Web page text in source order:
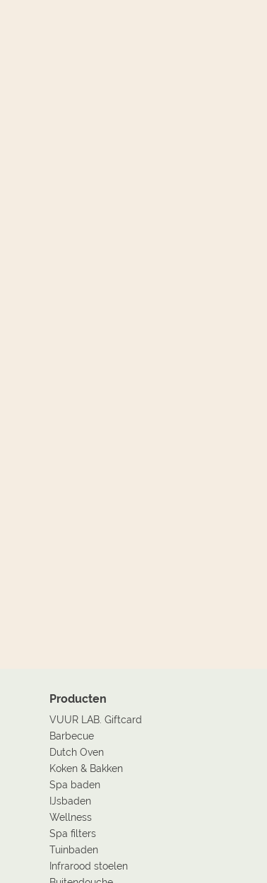
Producten
VUUR LAB. Giftcard
Barbecue
Dutch Oven
Koken & Bakken
Spa baden
IJsbaden
Wellness
Spa filters
Tuinbaden
Infrarood stoelen